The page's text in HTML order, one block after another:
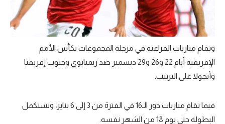
تقرير في الجول
تحليل في الجول
حكايات في الجول
كويز في الجول
وتقام مباريات الفراعنة في مرحلة المجموعات بكأس الأمم
الإفريقية أيام 22 و26 و29 ديسمبر ضد زيمبابوي وجنوب إفريقيا
وأنجولا على الترتيب.
فيما تقام مباريات دور الـ16 في الفترة من 3 إلى 6 يناير، وتستكمل
البطولة حتى يوم 18 من الشهر نفسه.